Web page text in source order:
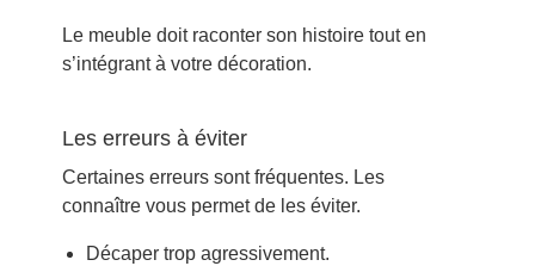
Le meuble doit raconter son histoire tout en
s’intégrant à votre décoration.
Les erreurs à éviter
Certaines erreurs sont fréquentes. Les
connaître vous permet de les éviter.
Décaper trop agressivement.